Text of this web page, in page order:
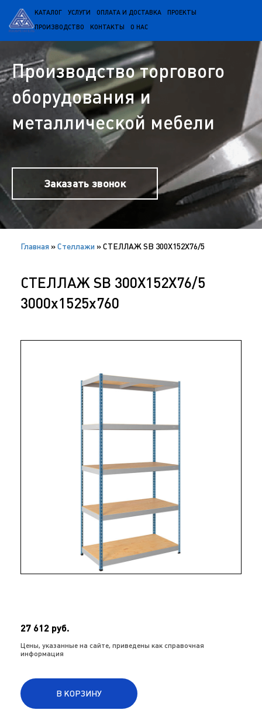
КАТАЛОГ УСЛУГИ ОПЛАТА И ДОСТАВКА ПРОЕКТЫ
ПРОИЗВОДСТВО КОНТАКТЫ О НАС
Производство торгового
оборудования и
металлической мебели
Заказать звонок
Главная »Cтеллажи »СТЕЛЛАЖ SB 300X152X76/5
СТЕЛЛАЖ SB 300X152X76/5
3000x1525x760
27 612 руб.
Цены, указанные на сайте, приведены как справочная
информация
В КОРЗИНУ